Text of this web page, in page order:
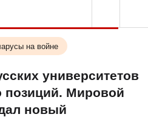
на войне
университетов
позиций. Мировой
новый